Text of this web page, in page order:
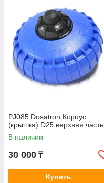
PJ085 Dosatron Корпус
(крышка) D25 верхняя часть
В наличии
30 000 ₸
Купить